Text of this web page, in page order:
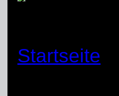
Startseite